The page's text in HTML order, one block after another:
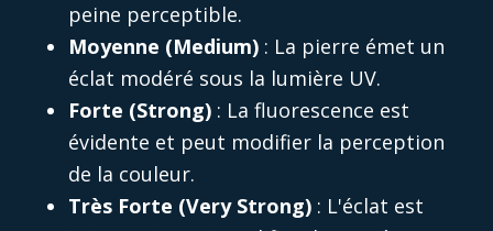
peine perceptible.
Moyenne (Medium) : La pierre émet un
éclat modéré sous la lumière UV.
Forte (Strong) : La fluorescence est
évidente et peut modifier la perception
de la couleur.
Très Forte (Very Strong) : L'éclat est